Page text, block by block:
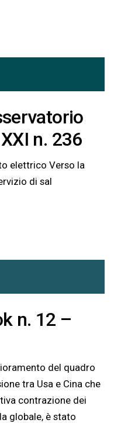
n. 236
di sal
n. 12 –
tra Usa e Cina che
contrazione dei
globale, è stato